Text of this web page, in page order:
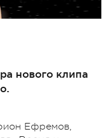
нового клипа
Ефремов,